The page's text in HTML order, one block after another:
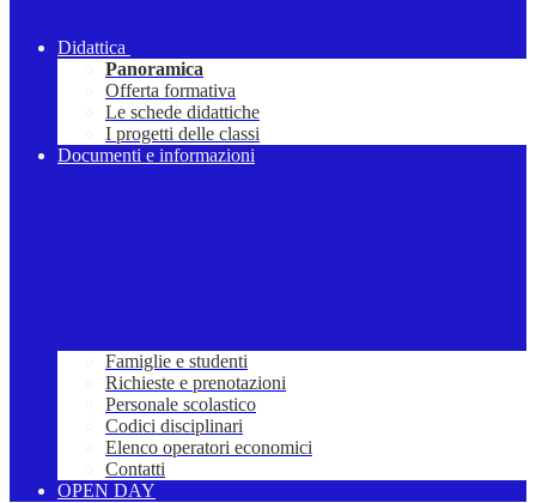
Didattica
Panoramica
Offerta formativa
Le schede didattiche
I progetti delle classi
Documenti e informazioni
Famiglie e studenti
Richieste e prenotazioni
Personale scolastico
Codici disciplinari
Elenco operatori economici
Contatti
OPEN DAY